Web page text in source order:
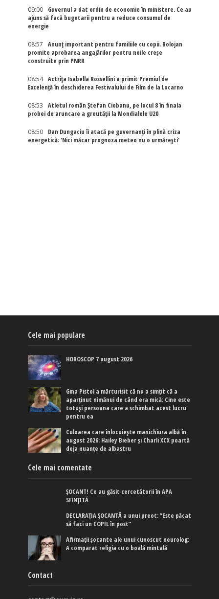
09:00
Guvernul a dat ordin de economie în ministere. Ce au
ajuns să facă bugetarii pentru a reduce consumul de
energie
08:57
Anunț important pentru familiile cu copii. Bolojan
promite aprobarea angajărilor pentru noile creșe
construite prin PNRR
08:54
Actriţa Isabella Rossellini a primit Premiul de
Excelenţă în deschiderea Festivalului de Film de la Locarno
08:53
Atletul român Ștefan Ciobanu, pe locul 8 în finala
probei de aruncare a greutății la Mondialele U20
08:50
Dan Dungaciu îi atacă pe guvernanți în plină criza
energetică: 'Nici măcar prognoza meteo nu o urmărești'
Cele mai populare
HOROSCOP 7 august 2026
Gina Pistol a mărturisit că nu a simțit că a
aparținut nimănui de când era mică: Cine este
totuși persoana care a schimbat acest lucru
pentru ea
Culoarea care înlocuiește manichiura albă în
august 2026: Hailey Bieber și Charli XCX poartă
deja nuanțe de albastru
Cele mai comentate
ȘOCANT! Ce au găsit cercetătorii în APA
SFINȚITĂ
DECLARAȚIA ȘOCANTĂ a unui preot: ”Este păcat
să faci un COPIL în post”
Afirmaţii şocante ale unui cunoscut neurolog:
A comparat religia cu o boală mintală
Contact